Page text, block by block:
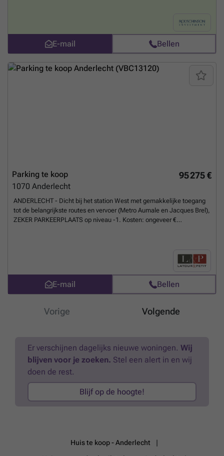
E-mail Bellen
95 275 €
Parking te koop
1070 Anderlecht
ANDERLECHT - Dicht bij het station West met gemakkelijke toegang
tot de belangrijkste routes en vervoer (Metro Aumale en Jacques Brel),
ZEKER PARKEERPLAATS op niveau -1. Kosten: ongeveer €
E-mail Bellen
Vorige Volgende
Er verschijnen dagelijks nieuwe woningen. Wij
blijven voor je zoeken. Stel een alert in en wij
doen de rest.
Blijf op de hoogte!
Huis te koop - Anderlecht